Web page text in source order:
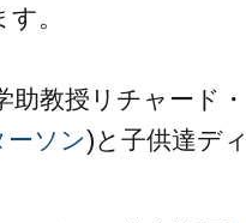
。
助教授リチャード
ーソン)と子供達デ